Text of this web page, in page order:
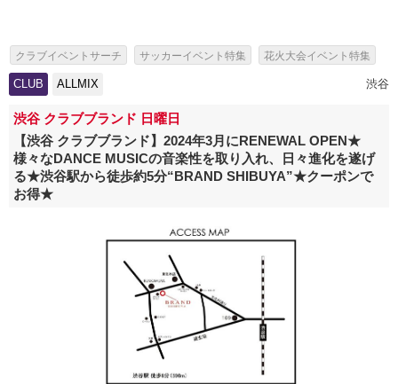
クラブイベントサーチ サッカーイベント特集 花火大会イベント特集
泡パーティーイベント特集
夏休みお出かけスポット・レジャーイベント特集
夏フェス・夏休みのフェス特集
CLUB ALLMIX 渋谷
渋谷 クラブブランド 日曜日
【渋谷 クラブブランド】2024年3月にRENEWAL OPEN★
様々なDANCE MUSICの音楽性を取り入れ、日々進化を遂げ
る★渋谷駅から徒歩約5分“BRAND SHIBUYA”★クーポンで
お得★